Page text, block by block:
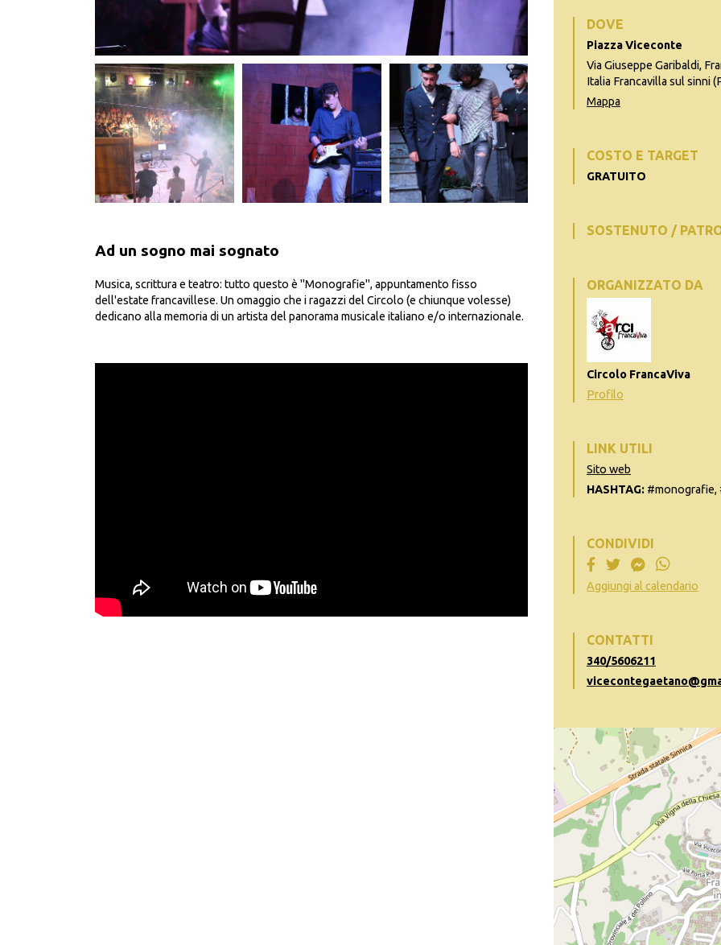
Ad un sogno mai sognato
Musica, scrittura e teatro: tutto questo è "Monografie", appuntamento fisso
dell'estate francavillese. Un omaggio che i ragazzi del Circolo (e chiunque volesse)
dedicano alla memoria di un artista del panorama musicale italiano e/o internazionale.
DOVE
Piazza Viceconte
Via Giuseppe Garibaldi,
Italia Francavilla sul sinni
Mappa
COSTO E TARGET
GRATUITO
SOSTENUTO /
ORGANIZZATO DA
Circolo FrancaViva
Profilo
LINK UTILI
Sito web
HASHTAG: #monografie,
CONDIVIDI
Aggiungi al calendario
CONTATTI
340/5606211